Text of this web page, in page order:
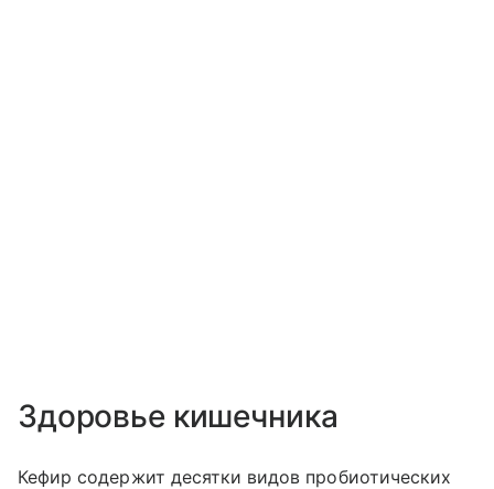
Здоровье кишечника
Кефир содержит десятки видов пробиотических